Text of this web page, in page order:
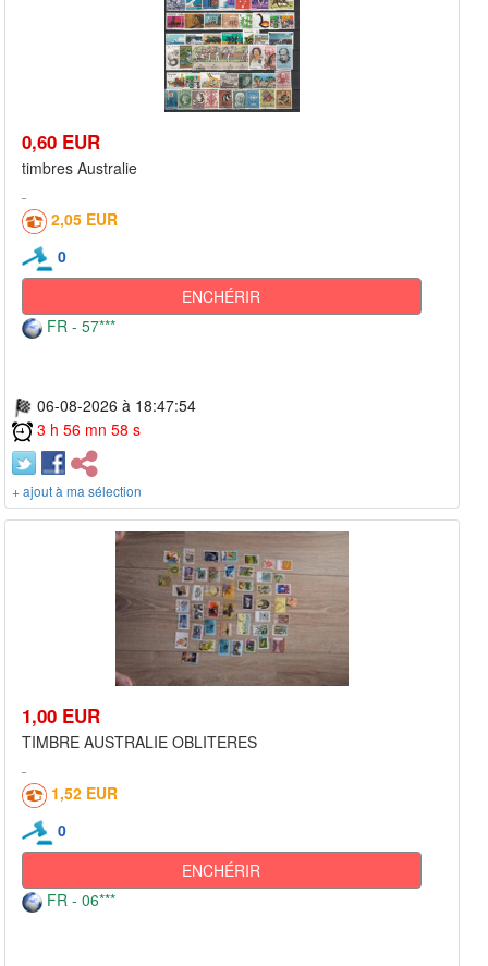
0,60 EUR
timbres Australie
2,05 EUR
0
ENCHÉRIR
FR - 57***
06-08-2026 à 18:47:54
3 h 56 mn 58 s
+ ajout à ma sélection
1,00 EUR
TIMBRE AUSTRALIE OBLITERES
1,52 EUR
0
ENCHÉRIR
FR - 06***